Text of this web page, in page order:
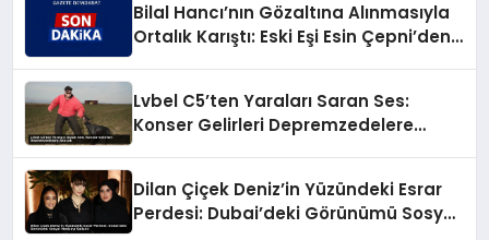
Bilal Hancı’nın Gözaltına Alınmasıyla
Ortalık Karıştı: Eski Eşi Esin Çepni’den
Lvbel C5’ten Yaraları Saran Ses:
Konser Gelirleri Depremzedelere
Dilan Çiçek Deniz’in Yüzündeki Esrar
Perdesi: Dubai’deki Görünümü Sosyal